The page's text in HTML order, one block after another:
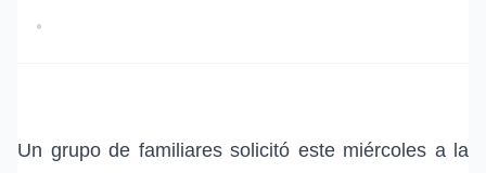
•
Un grupo de familiares solicitó este miércoles a la